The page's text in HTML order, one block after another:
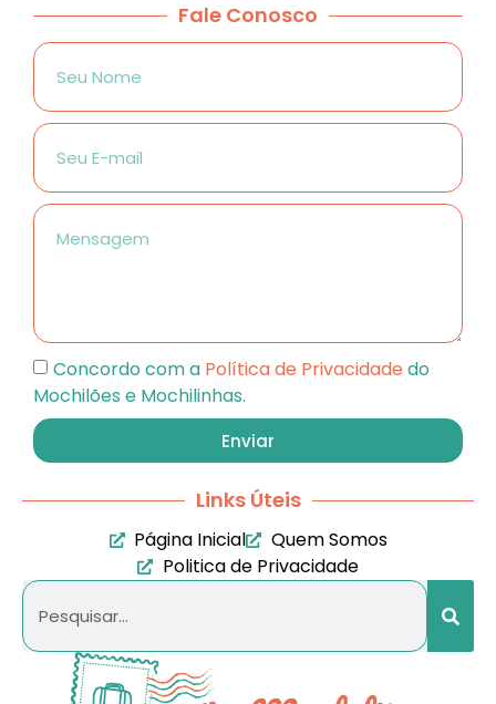
Fale Conosco
Concordo com a Política de Privacidade do
Mochilões e Mochilinhas.
Enviar
Links Úteis
Página Inicial
Quem Somos
Politica de Privacidade